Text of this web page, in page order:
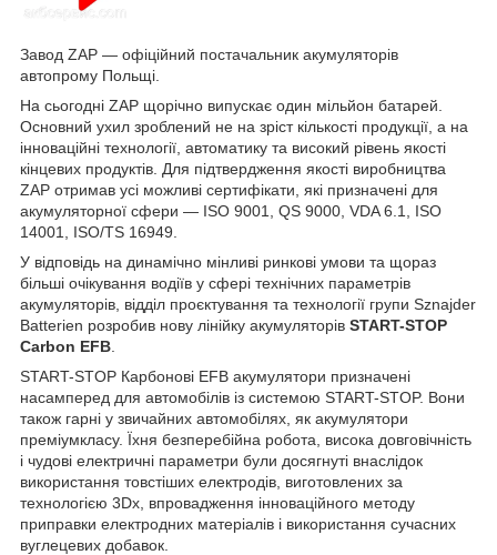
Завод ZAP — офіційний постачальник акумуляторів
автопрому Польщі.
На сьогодні ZAP щорічно випускає один мільйон батарей.
Основний ухил зроблений не на зріст кількості продукції, а на
інноваційні технології, автоматику та високий рівень якості
кінцевих продуктів. Для підтвердження якості виробництва
ZAP отримав усі можливі сертифікати, які призначені для
акумуляторної сфери — ISO 9001, QS 9000, VDA 6.1, ISO
14001, ISO/TS 16949.
У відповідь на динамічно мінливі ринкові умови та щораз
більші очікування водіїв у сфері технічних параметрів
акумуляторів, відділ проєктування та технології групи Sznajder
Batterien розробив нову лінійку акумуляторів START-STOP
Carbon EFB
START-STOP Карбонові EFB акумулятори призначені
насамперед для автомобілів із системою START-STOP. Вони
також гарні у звичайних автомобілях, як акумулятори
преміумкласу. Їхня безперебійна робота, висока довговічність
і чудові електричні параметри були досягнуті внаслідок
використання товстіших електродів, виготовлених за
технологією 3Dx, впровадження інноваційного методу
приправки електродних матеріалів і використання сучасних
вуглецевих добавок.